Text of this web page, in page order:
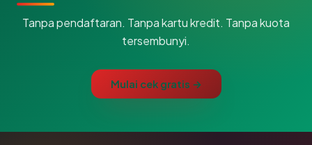
Tanpa pendaftaran. Tanpa kartu kredit. Tanpa kuota
tersembunyi.
Mulai cek gratis →